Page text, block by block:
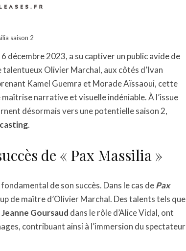
saison 2
6 décembre 2023, a su captiver un public avide de
Olivier Marchal, aux côtés d’Ivan
Kamel Guemra et Morade Aïssaoui, cette
narrative et visuelle indéniable. À l’issue
désormais vers une potentielle saison 2,
casting.
de « Pax Massilia »
de son succès. Dans le cas dePax
de maître d’Olivier Marchal. Des talents tels que
Jeanne Goursaud dans le rôle d’Alice Vidal, ont
contribuant ainsi à l’immersion du spectateur